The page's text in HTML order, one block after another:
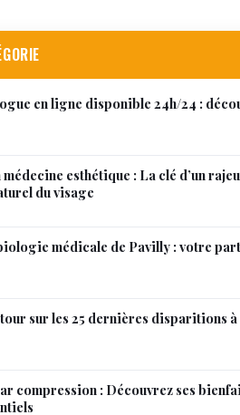
en ligne disponible 24h/24 :
médecine esthétique : La clé d’un
du visage
médicale de Pavilly : votre
sur les 25 dernières disparitions à
compression : Découvrez ses